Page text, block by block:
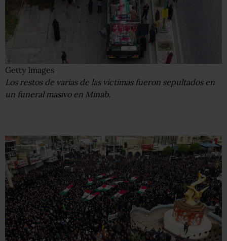
Getty Images
Los restos de varias de las víctimas fueron sepultados en
un funeral masivo en Minab.